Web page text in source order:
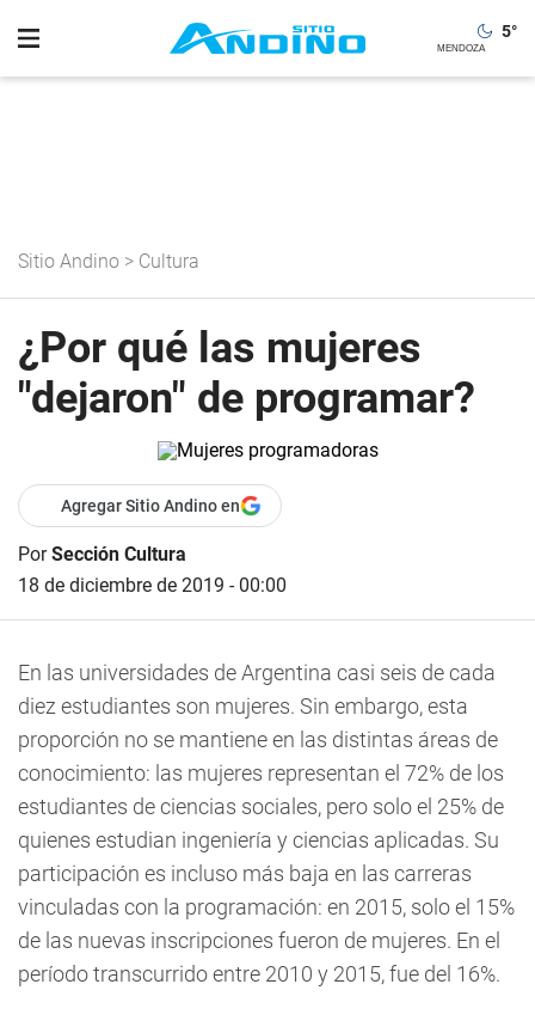
5°
Sitio Andino > Cultura
¿Por qué las mujeres
"dejaron" de programar?
Agregar Sitio Andino en
PorSección Cultura
18 de diciembre de 2019 - 00:00
En las universidades de Argentina casi seis de cada
diez estudiantes son mujeres. Sin embargo, esta
proporción no se mantiene en las distintas áreas de
conocimiento: las mujeres representan el 72% de los
estudiantes de ciencias sociales, pero solo el 25% de
quienes estudian ingeniería y ciencias aplicadas. Su
participación es incluso más baja en las carreras
vinculadas con la programación: en 2015, solo el 15%
de las nuevas inscripciones fueron de mujeres. En el
período transcurrido entre 2010 y 2015, fue del 16%.